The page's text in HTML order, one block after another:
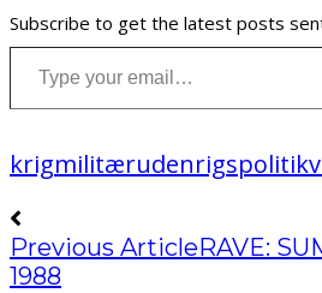
Subscribe to get the latest posts
Type your email…
krigmilitærudenrigspolitik
Previous ArticleRAVE:
1988